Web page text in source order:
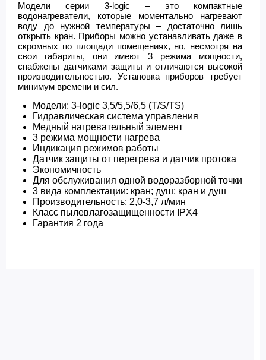
Модели серии 3-logic – это компактные
водонагреватели, которые моментально нагревают
воду до нужной температуры – достаточно лишь
открыть кран. Приборы можно устанавливать даже в
скромных по площади помещениях, но, несмотря на
свои габариты, они имеют 3 режима мощности,
снабжены датчиками защиты и отличаются высокой
производительностью. Установка приборов требует
минимум времени и сил.
Модели: 3-logic 3,5/5,5/6,5 (T/S/TS)
Гидравлическая система управления
Медный нагревательный элемент
3 режима мощности нагрева
Индикация режимов работы
Датчик защиты от перегрева и датчик протока
Экономичность
Для обслуживания одной водоразборной точки
3 вида комплектации: кран; душ; кран и душ
Производительность: 2,0-3,7 л/мин
Класс пылевлагозащищенности IPX4
Гарантия 2 года